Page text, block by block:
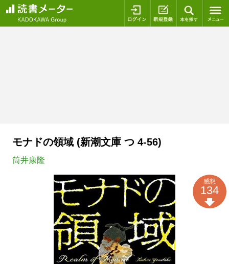
ログイン 新規登録
モナドの領域 (新潮文庫 つ 4-56)
筒井康隆
感想
134